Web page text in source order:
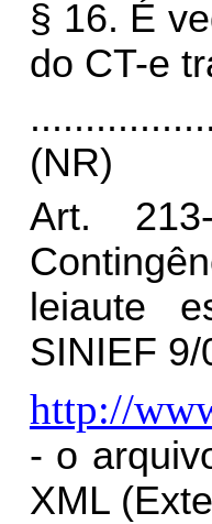
§ 16. É
do CT-e
(NR)
Art.
leiaute
SINIEF
http://
- o
XML